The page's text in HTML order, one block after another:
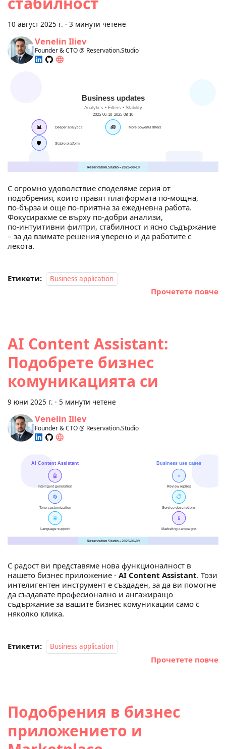
10 август 2025 г. · 3 минути четене
Venelin Iliev
Founder & CTO @ Reservation.Studio
С огромно удоволствие споделяме серия от
подобрения, които правят платформата по‑мощна,
по‑бърза и още по‑приятна за ежедневна работа.
Фокусирахме се върху по‑добри анализи,
по‑интуитивни филтри, стабилност и ясно съдържание
– за да взимате решения уверено и да работите с
лекота.
Етикети: Business application
Прочетете повче
AI Content Assistant:
Подобрете бизнес
комуникацията си
9 юни 2025 г. · 5 минути четене
Venelin Iliev
Founder & CTO @ Reservation.Studio
С радост ви представяме нова функционалност в
нашето бизнес приложение - AI Content Assistant. Този
интелигентен инструмент е създаден, за да ви помогне
да създавате професионално и ангажиращо
съдържание за вашите бизнес комуникации само с
няколко клика.
Етикети: Business application
Прочетете повче
Подобрения в бизнес
приложението и